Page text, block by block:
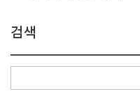
검색